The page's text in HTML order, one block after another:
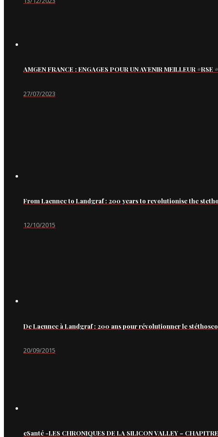
AMGEN FRANCE : ENGAGES POUR UN AVENIR MEILLEUR
27/07/2023
From Laennec to Landgraf : 200 years to revolutionise the
12/10/2015
De Laennec à Landgraf : 200 ans pour révolutionner le
20/09/2015
eSanté -LES CHRONIQUES DE LA SILICON VALLEY –